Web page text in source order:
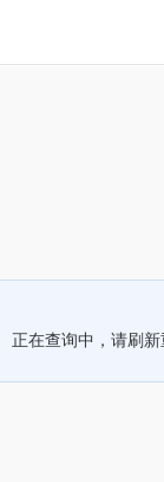
正在查询中，请刷新